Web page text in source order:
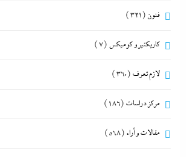
فنون (321)
كاريكتير و كوميكس (7)
لازم تعرف (360)
مركز دراسات (186)
مقالات و أراء (568)